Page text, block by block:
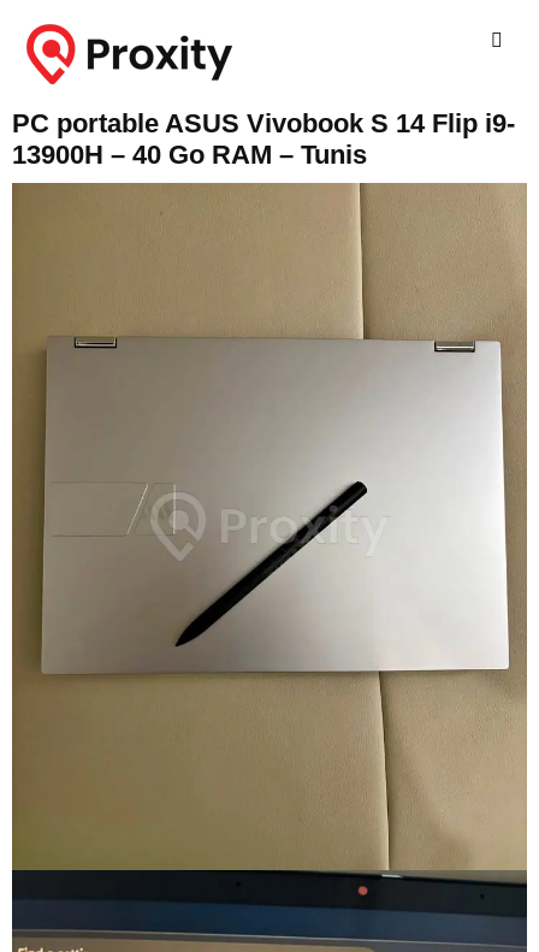
PC portable ASUS Vivobook S 14 Flip i9-
13900H – 40 Go RAM – Tunis